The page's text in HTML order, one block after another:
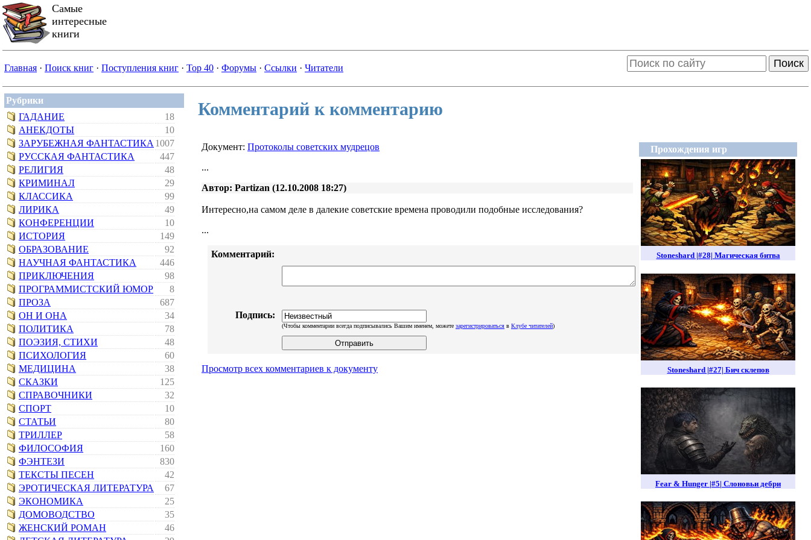
Самые
интересные
книги
Главная · Поиск книг · Поступления книг · Top 40 · Форумы · Ссылки · Читатели Поиск
Рубрики
ГАДАНИЕ
18
АНЕКДОТЫ
10
ЗАРУБЕЖНАЯ ФАНТАСТИКА 1007
РУССКАЯ ФАНТАСТИКА
447
РЕЛИГИЯ
48
КРИМИНАЛ
29
КЛАССИКА
99
ЛИРИКА
49
КОНФЕРЕНЦИИ
10
ИСТОРИЯ
149
ОБРАЗОВАНИЕ
92
НАУЧНАЯ ФАНТАСТИКА
446
ПРИКЛЮЧЕНИЯ
98
ПРОГРАММИСТСКИЙ ЮМОР
8
ПРОЗА
687
ОН И ОНА
34
ПОЛИТИКА
78
ПОЭЗИЯ, СТИХИ
48
ПСИХОЛОГИЯ
60
МЕДИЦИНА
38
СКАЗКИ
125
СПРАВОЧНИКИ
32
СПОРТ
10
СТАТЬИ
80
ТРИЛЛЕР
58
ФИЛОСОФИЯ
160
ФЭНТЕЗИ
830
ТЕКСТЫ ПЕСЕН
42
ЭРОТИЧЕСКАЯ ЛИТЕРАТУРА
67
ЭКОНОМИКА
25
ДОМОВОДСТВО
35
ЖЕНСКИЙ РОМАН
46
Комментарий к комментарию
Документ: Протоколы советских мудрецов
...
Автор: Partizan (12.10.2008 18:27)
Интересно,на самом деле в далекие советские времена проводили подобные исследования?
...
Комментарий:
Подпись:
(Чтобы комментарии всегда подписывались Вашим именем, можете зарегистрироваться в Клубе читателей)
Просмотр всех комментариев к документу
Прохождения игр
Stoneshard |#28| Магическая битва
Stoneshard |#27| Бич склепов
Fear & Hunger |#5| Слоновьи дебри